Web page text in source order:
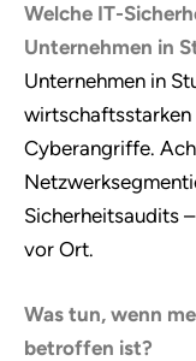
Welche IT-
Unternehmen in
Unternehmen in
Cyberangriffe.
Sicherheitsaudits
vor Ort.
Was tun, wenn
betroffen ist?